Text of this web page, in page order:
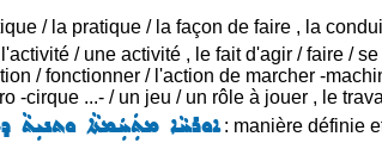
/ la pratique / la façon de faire , la
/ une activité , le fait d'agir / faire /
/ fonctionner / l'action de marcher -
-cirque ...- / un jeu / un rôle à jouer , le
ܐܘܪܚܵܐ ܡܬܲܚܲܡܬܵܐ ܘܬܢܝܼܬܵ: manière définie